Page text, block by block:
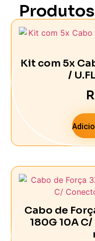
Produtos
Kit com 5x
/
Cabo de
180G 10A